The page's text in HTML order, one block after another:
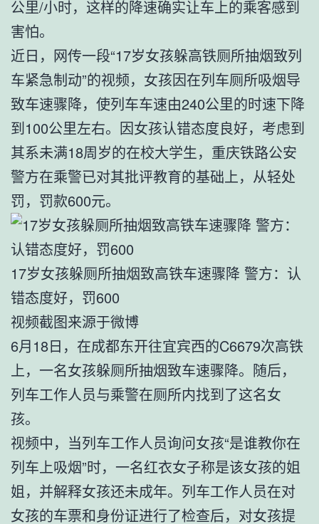
公里/小时，这样的降速确实让车上的乘客感到
害怕。
近日，网传一段“17岁女孩躲高铁厕所抽烟致列
车紧急制动”的视频，女孩因在列车厕所吸烟导
致车速骤降，使列车车速由240公里的时速下降
到100公里左右。因女孩认错态度良好，考虑到
其系未满18周岁的在校大学生，重庆铁路公安
警方在乘警已对其批评教育的基础上，从轻处
罚，罚款600元。
17岁女孩躲厕所抽烟致高铁车速骤降 警方：认
错态度好，罚600
视频截图来源于微博
6月18日，在成都东开往宜宾西的C6679次高铁
上，一名女孩躲厕所抽烟致车速骤降。随后，
列车工作人员与乘警在厕所内找到了这名女
孩。
视频中，当列车工作人员询问女孩“是谁教你在
列车上吸烟”时，一名红衣女子称是该女孩的姐
姐，并解释女孩还未成年。列车工作人员在对
女孩的车票和身份证进行了检查后，对女孩提